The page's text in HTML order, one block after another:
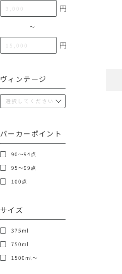
円
〜
円
ヴィンテージ
パーカーポイント
90～94点
95～99点
100点
サイズ
375ml
750ml
1500ml～